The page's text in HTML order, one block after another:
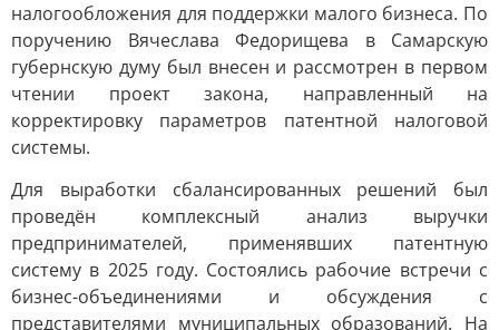
налогообложения для поддержки малого бизнеса. По
поручению Вячеслава Федорищева в Самарскую
губернскую думу был внесен и рассмотрен в первом
чтении проект закона, направленный на
корректировку параметров патентной налоговой
системы.
Для выработки сбалансированных решений был
проведён комплексный анализ выручки
предпринимателей, применявших патентную
систему в 2025 году. Состоялись рабочие встречи с
бизнес-объединениями и обсуждения с
представителями муниципальных образований. На